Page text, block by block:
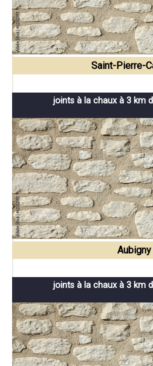
Saint-Pierre-
joints à la chaux à 3 km
Aubigny
joints à la chaux à 3 km